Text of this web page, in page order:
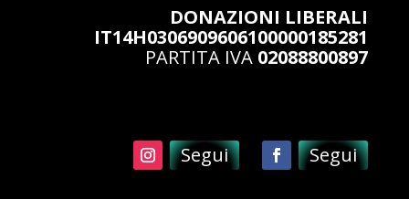
DONAZIONI LIBERALI
IT14H0306909606100000185281
PARTITA IVA 02088800897
Segui Segui